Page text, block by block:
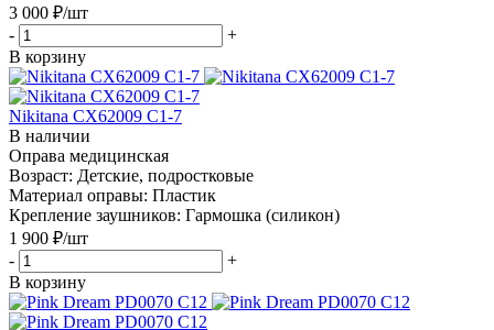
3 000 ₽/шт
-
+
В корзину
Nikitana CX62009 C1-7
В наличии
Оправа медицинская
Возраст: Детские, подростковые
Материал оправы: Пластик
Крепление заушников: Гармошка (силикон)
1 900 ₽/шт
-
+
В корзину